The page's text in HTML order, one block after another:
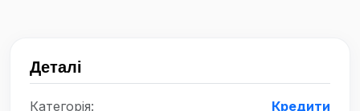
Деталі
Категорія: Кредити